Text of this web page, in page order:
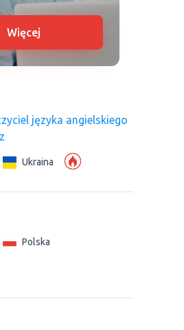
Więcej
języka angielskiego
Ukraina
Polska